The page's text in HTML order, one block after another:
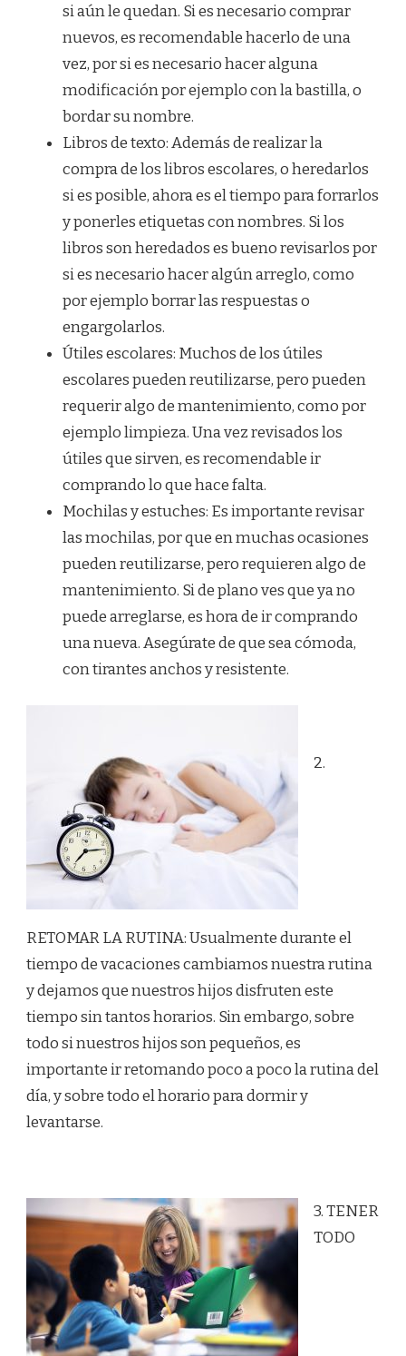
si aún le quedan. Si es necesario comprar
nuevos, es recomendable hacerlo de una
vez, por si es necesario hacer alguna
modificación por ejemplo con la bastilla, o
bordar su nombre.
Libros de texto: Además de realizar la
compra de los libros escolares, o heredarlos
si es posible, ahora es el tiempo para forrarlos
y ponerles etiquetas con nombres. Si los
libros son heredados es bueno revisarlos por
si es necesario hacer algún arreglo, como
por ejemplo borrar las respuestas o
engargolarlos.
Útiles escolares: Muchos de los útiles
escolares pueden reutilizarse, pero pueden
requerir algo de mantenimiento, como por
ejemplo limpieza. Una vez revisados los
útiles que sirven, es recomendable ir
comprando lo que hace falta.
Mochilas y estuches: Es importante revisar
las mochilas, por que en muchas ocasiones
pueden reutilizarse, pero requieren algo de
mantenimiento. Si de plano ves que ya no
puede arreglarse, es hora de ir comprando
una nueva. Asegúrate de que sea cómoda,
con tirantes anchos y resistente.
2.
RETOMAR LA RUTINA: Usualmente durante el
tiempo de vacaciones cambiamos nuestra rutina
y dejamos que nuestros hijos disfruten este
tiempo sin tantos horarios. Sin embargo, sobre
todo si nuestros hijos son pequeños, es
importante ir retomando poco a poco la rutina del
día, y sobre todo el horario para dormir y
levantarse.
3. TENER
TODO